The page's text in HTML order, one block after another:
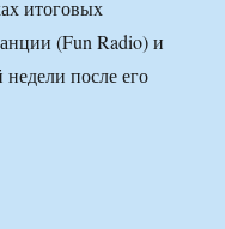
итоговых
(Fun Radio) и
после его